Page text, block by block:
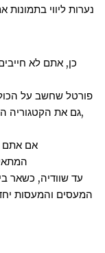
נערות ליווי בתמונות
כן, אתם לא
פורטל שחשב על הכול
גם את הקטגוריה המשולמת של דירות דיסקרטיות בנס ציונה,
אם אתם
עד שוודיה, כשאר
המעסים והמעסות יחד